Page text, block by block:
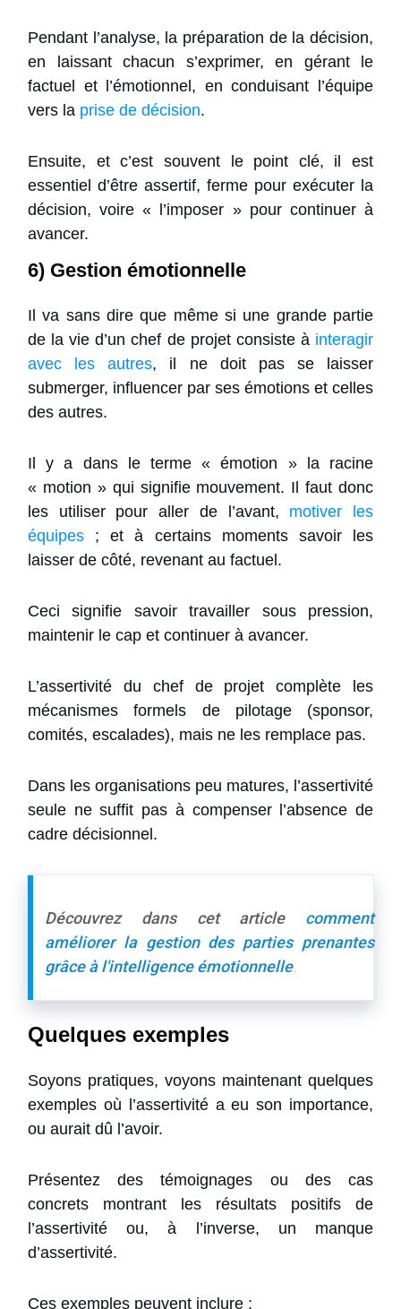
Pendant l’analyse, la préparation de la décision,
en laissant chacun s’exprimer, en gérant le
factuel et l’émotionnel, en conduisant l’équipe
vers la prise de décision.
Ensuite, et c’est souvent le point clé, il est
essentiel d’être assertif, ferme pour exécuter la
décision, voire « l’imposer » pour continuer à
avancer.
6) Gestion émotionnelle
Il va sans dire que même si une grande partie
de la vie d’un chef de projet consiste à interagir
avec les autres, il ne doit pas se laisser
submerger, influencer par ses émotions et celles
des autres.
Il y a dans le terme « émotion » la racine
« motion » qui signifie mouvement. Il faut donc
les utiliser pour aller de l’avant, motiver les
équipes ; et à certains moments savoir les
laisser de côté, revenant au factuel.
Ceci signifie savoir travailler sous pression,
maintenir le cap et continuer à avancer.
L’assertivité du chef de projet complète les
mécanismes formels de pilotage (sponsor,
comités, escalades), mais ne les remplace pas.
Dans les organisations peu matures, l’assertivité
seule ne suffit pas à compenser l’absence de
cadre décisionnel.
Découvrez dans cet article comment
améliorer la gestion des parties prenantes
grâce à l'intelligence émotionnelle.
Quelques exemples
Soyons pratiques, voyons maintenant quelques
exemples où l’assertivité a eu son importance,
ou aurait dû l’avoir.
Présentez des témoignages ou des cas
concrets montrant les résultats positifs de
l’assertivité ou, à l’inverse, un manque
d’assertivité.
Ces exemples peuvent inclure :